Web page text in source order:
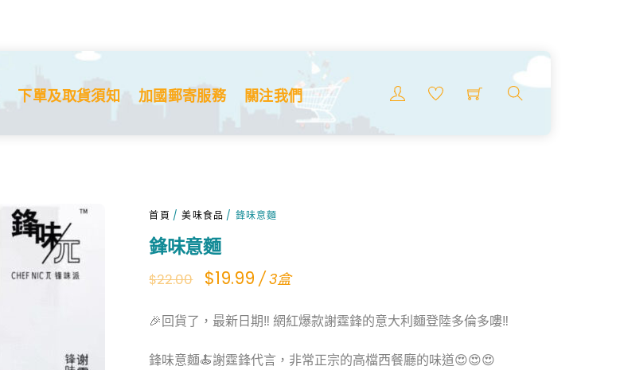
Menu
索
下單及取貨須知 加國郵寄服務 關注我們
首頁 /美味食品 / 鋒味意麵
鋒味意麵
$22.00
Original
was:
$22.00.
$19.99Current
is:
$19.99.
/ 3盒
🎉回貨了，最新日期‼ 網紅爆款謝霆鋒的意大利麵登陸多倫多嘍‼️
鋒味意麵🍝謝霆鋒代言，非常正宗的高檔西餐廳的味道😍😍😍